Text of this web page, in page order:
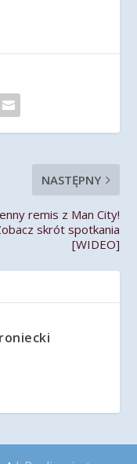
NASTĘPNY
remis z Man City!
skrót spotkania
[WIDEO]